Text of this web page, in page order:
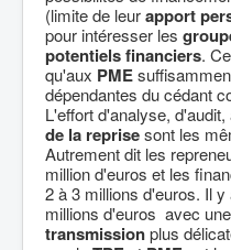
(limite de leurapport
pour intéresser les
potentiels financiers.
qu'aux PME
dépendantes du cédant
L'effort d'analyse,
de la reprisesont les
Autrement dit les
million d'euros et les
2 à 3 millions d'euros. Il
millions d'euros avec
transmissionplus